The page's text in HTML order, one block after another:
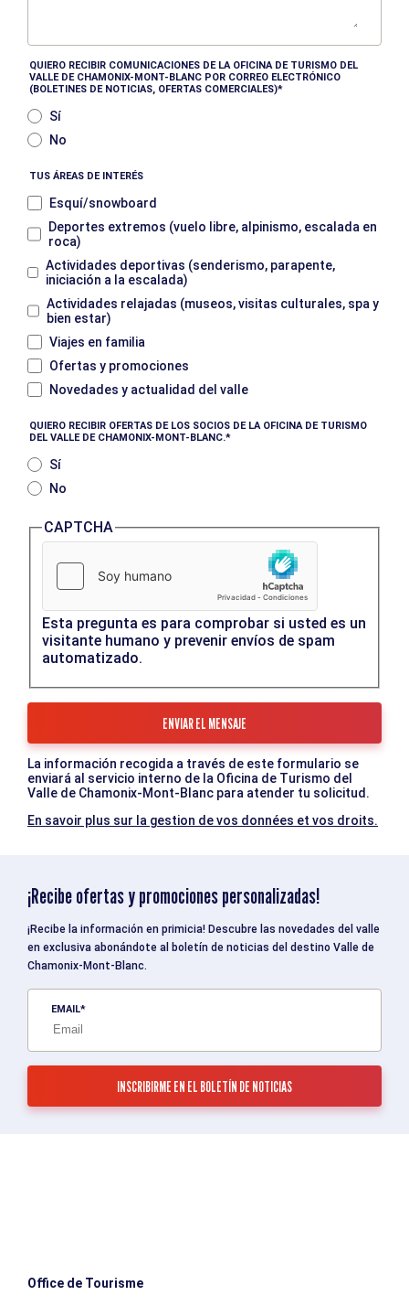
QUIERO RECIBIR COMUNICACIONES DE LA OFICINA DE TURISMO DEL
VALLE DE CHAMONIX-MONT-BLANC POR CORREO ELECTRÓNICO
(BOLETINES DE NOTICIAS, OFERTAS COMERCIALES)
Sí
No
TUS ÁREAS DE INTERÉS
Esquí/snowboard
Deportes extremos (vuelo libre, alpinismo, escalada en
roca)
Actividades deportivas (senderismo, parapente,
iniciación a la escalada)
Actividades relajadas (museos, visitas culturales, spa y
bien estar)
Viajes en familia
Ofertas y promociones
Novedades y actualidad del valle
QUIERO RECIBIR OFERTAS DE LOS SOCIOS DE LA OFICINA DE TURISMO
DEL VALLE DE CHAMONIX-MONT-BLANC.
Sí
No
CAPTCHA
Esta pregunta es para comprobar si usted es un
visitante humano y prevenir envíos de spam
automatizado.
La información recogida a través de este formulario se
enviará al servicio interno de la Oficina de Turismo del
Valle de Chamonix-Mont-Blanc para atender tu solicitud.
En savoir plus sur la gestion de vos données et vos droits.
¡Recibe ofertas y promociones personalizadas!
¡Recibe la información en primicia! Descubre las novedades del valle
en exclusiva abonándote al boletín de noticias del destino Valle de
Chamonix-Mont-Blanc.
EMAIL
Office de Tourisme